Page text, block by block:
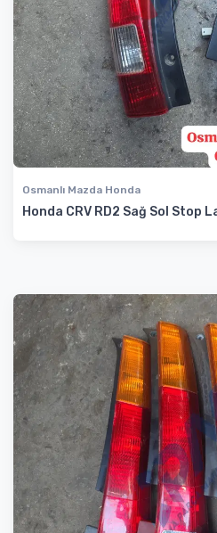
Osmanlı Mazda Honda
Honda CRV RD2 Sağ Sol Stop